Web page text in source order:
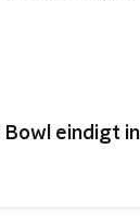
Bowl eindigt